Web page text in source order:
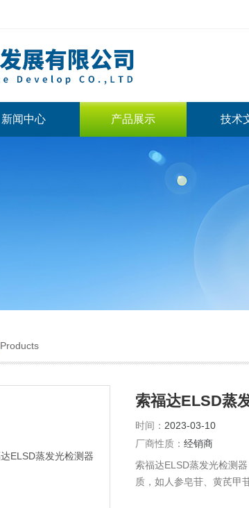
新闻中心 产品展示 技术
Products
索福达ELSD蒸
时间： 2023-03-10
厂商性质： 经销商
索福达ELSD蒸发光检测
质，如人参皂苷、黄芪甲